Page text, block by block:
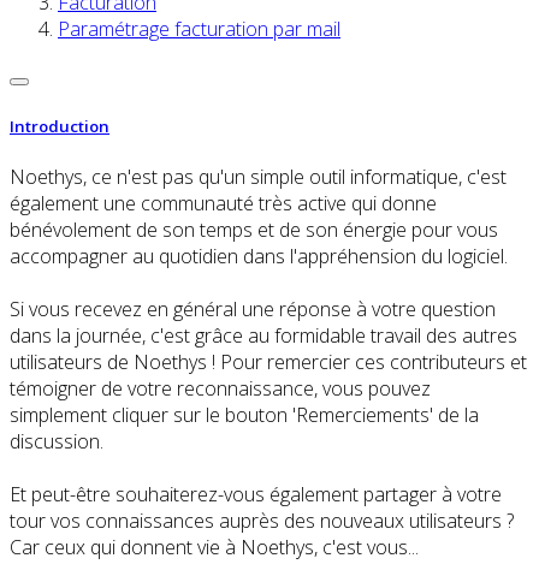
Paramétrage facturation par mail
Introduction
Noethys, ce n'est pas qu'un simple outil informatique, c'est
également une communauté très active qui donne
bénévolement de son temps et de son énergie pour vous
accompagner au quotidien dans l'appréhension du logiciel.
Si vous recevez en général une réponse à votre question
dans la journée, c'est grâce au formidable travail des autres
utilisateurs de Noethys ! Pour remercier ces contributeurs et
témoigner de votre reconnaissance, vous pouvez
simplement cliquer sur le bouton 'Remerciements' de la
discussion.
Et peut-être souhaiterez-vous également partager à votre
tour vos connaissances auprès des nouveaux utilisateurs ?
Car ceux qui donnent vie à Noethys, c'est vous...